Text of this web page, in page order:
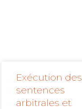
Exécution des
sentences
arbitrales et